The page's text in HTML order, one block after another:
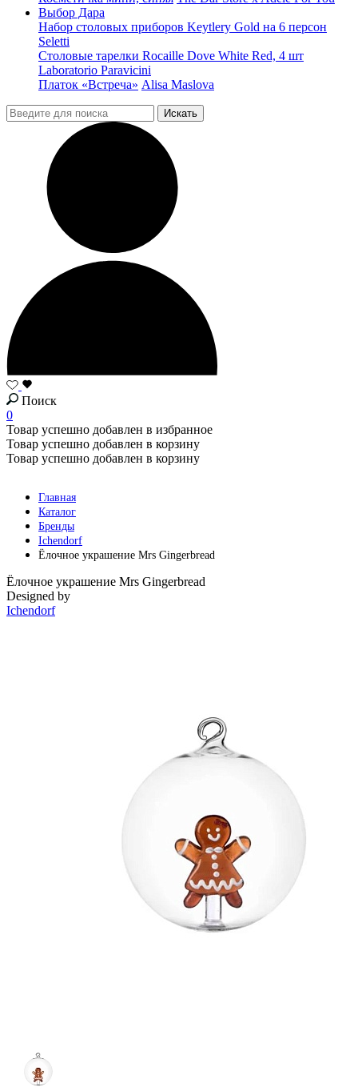
Выбор Дара
Набор столовых приборов Keytlery Gold на 6 персон
Seletti
Столовые тарелки Rocaille Dove White Red, 4 шт
Laboratorio Paravicini
Платок «Встреча» Alisa Maslova
Поиск
0
Товар успешно добавлен в избранное
Товар успешно добавлен в корзину
Товар успешно добавлен в корзину
Главная
Каталог
Бренды
Ichendorf
Ёлочное украшение Mrs Gingerbread
Ёлочное украшение Mrs Gingerbread
Designed by
Ichendorf